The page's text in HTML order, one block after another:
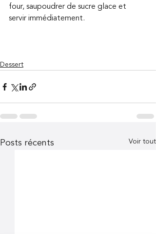
four, saupoudrer de sucre glace et
servir immédiatement.
Dessert
Posts récents Voir tout